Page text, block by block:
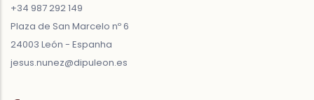
+34 987 292 149
Plaza de San Marcelo nº 6
24003 León - Espanha
jesus.nunez@dipuleon.es